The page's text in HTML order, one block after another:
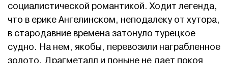
социалистической романтикой. Ходит легенда,
что в ерике Ангелинском, неподалеку от хутора,
в стародавние времена затонуло турецкое
судно. На нем, якобы, перевозили награбленное